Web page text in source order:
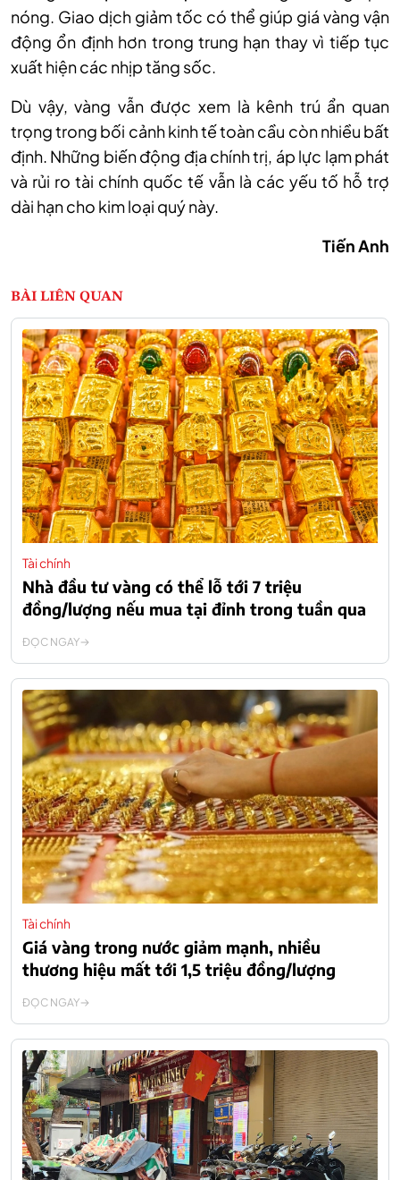
nóng. Giao dịch giảm tốc có thể giúp giá vàng vận
động ổn định hơn trong trung hạn thay vì tiếp tục
xuất hiện các nhịp tăng sốc.
Dù vậy, vàng vẫn được xem là kênh trú ẩn quan
trọng trong bối cảnh kinh tế toàn cầu còn nhiều bất
định. Những biến động địa chính trị, áp lực lạm phát
và rủi ro tài chính quốc tế vẫn là các yếu tố hỗ trợ
dài hạn cho kim loại quý này.
Tiến Anh
BÀI LIÊN QUAN
Tài chính
Nhà đầu tư vàng có thể lỗ tới 7 triệu
đồng/lượng nếu mua tại đỉnh trong tuần qua
ĐỌC NGAY
Tài chính
Giá vàng trong nước giảm mạnh, nhiều
thương hiệu mất tới 1,5 triệu đồng/lượng
ĐỌC NGAY